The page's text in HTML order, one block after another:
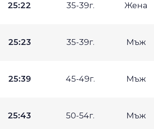
25:22 35-39г. Жена
25:23 35-39г. Мъж
25:39 45-49г. Мъж
25:43 50-54г. Мъж